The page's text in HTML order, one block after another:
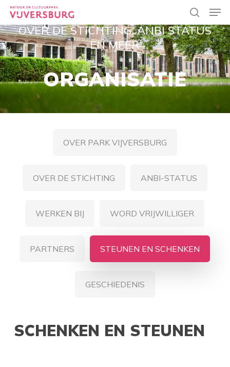
Skip
main
content
search
OVER DE STICHTING, ANBI STATUS
EN MEER
ORGANISATIE
OVER PARK VIJVERSBURG
OVER DE STICHTING ANBI-STATUS
WERKEN BIJ WORD VRIJWILLIGER
PARTNERS STEUNEN EN SCHENKEN
GESCHIEDENIS
SCHENKEN EN STEUNEN
Close
Menu